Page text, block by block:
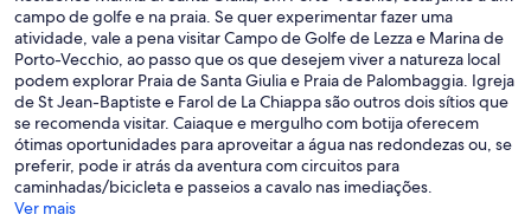
campo de golfe e na praia. Se quer experimentar fazer uma
atividade, vale a pena visitar Campo de Golfe de Lezza e Marina de
Porto-Vecchio, ao passo que os que desejem viver a natureza local
podem explorar Praia de Santa Giulia e Praia de Palombaggia. Igreja
de St Jean-Baptiste e Farol de La Chiappa são outros dois sítios que
se recomenda visitar. Caiaque e mergulho com botija oferecem
ótimas oportunidades para aproveitar a água nas redondezas ou, se
preferir, pode ir atrás da aventura com circuitos para
caminhadas/bicicleta e passeios a cavalo nas imediações.
Ver mais